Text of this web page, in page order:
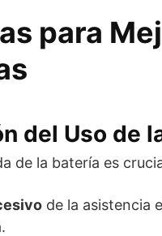
para
del Uso de
de la batería es
de la asistencia